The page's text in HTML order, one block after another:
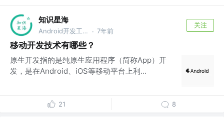
知识星海
Android开发工程师 @兼甲科技 · 7年前
关注
移动开发技术有哪些？
原生开发指的是纯原生应用程序（简称App）开
发，是在Android、iOS等移动平台上利...
21 8